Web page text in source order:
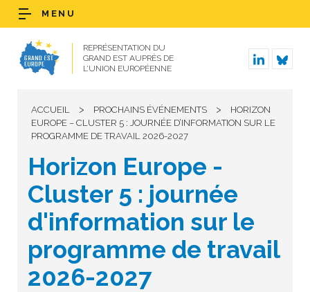
REPRÉSENTATION DU
GRAND EST AUPRÈS DE
L’UNION EUROPÉENNE
MENU
ACCUEIL > PROCHAINS ÉVÉNEMENTS >
HORIZON
EUROPE – CLUSTER 5 : JOURNÉE D’INFORMATION SUR LE
PROGRAMME DE TRAVAIL 2026-2027
Horizon Europe -
Cluster 5 : journée
d'information sur le
programme de travail
2026-2027